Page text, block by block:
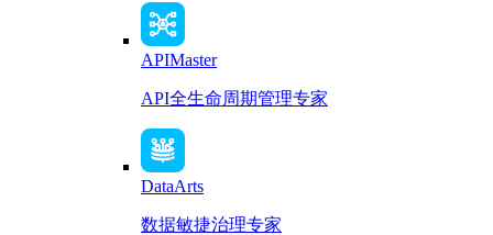
APIMaster
API全生命周期管理专家
DataArts
数据敏捷治理专家